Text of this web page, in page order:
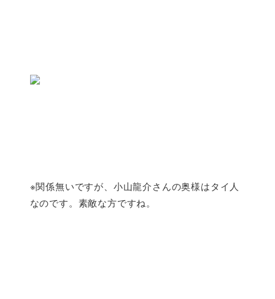
※関係無いですが、小山龍介さんの奥様はタイ人
なのです。素敵な方ですね。